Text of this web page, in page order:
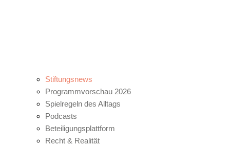
Stiftungsnews
Programmvorschau 2026
Spielregeln des Alltags
Podcasts
Beteiligungsplattform
Recht & Realität